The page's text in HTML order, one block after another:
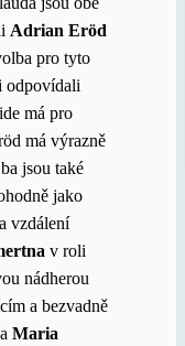
Adrian Eröd
pro tyto
odpovídali
má pro
má výrazně
jsou také
jako
vzdálení
v roli
nádherou
a bezvadně
Maria